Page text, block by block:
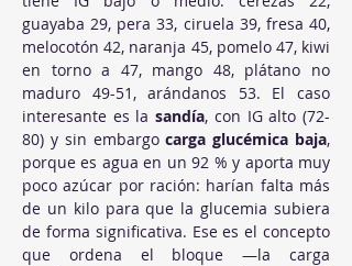
guayaba 29, pera 33, ciruela 39, fresa 40,
melocotón 42, naranja 45, pomelo 47, kiwi
en torno a 47, mango 48, plátano no
maduro 49-51, arándanos 53. El caso
interesante es la sandía, con IG alto (72-
80) y sin embargo carga glucémica baja,
porque es agua en un 92 % y aporta muy
poco azúcar por ración: harían falta más
de un kilo para que la glucemia subiera
de forma significativa. Ese es el concepto
que ordena el bloque —la carga